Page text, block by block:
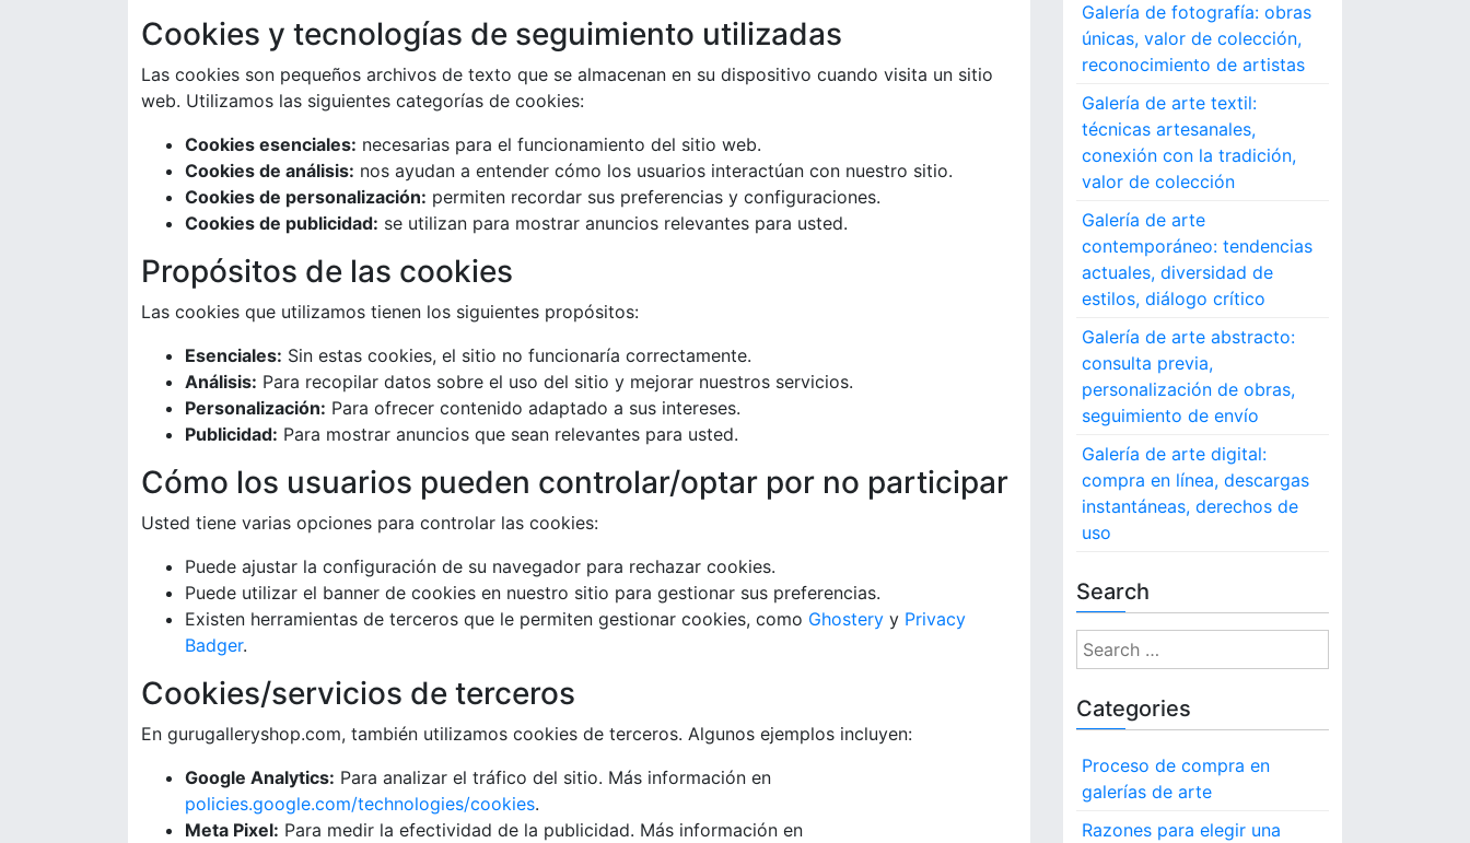
Cookies y tecnologías de seguimiento utilizadas
Las cookies son pequeños archivos de texto que se almacenan en su dispositivo cuando visita un sitio
web. Utilizamos las siguientes categorías de cookies:
Cookies esenciales: necesarias para el funcionamiento del sitio web.
Cookies de análisis: nos ayudan a entender cómo los usuarios interactúan con nuestro sitio.
Cookies de personalización: permiten recordar sus preferencias y configuraciones.
Cookies de publicidad: se utilizan para mostrar anuncios relevantes para usted.
Propósitos de las cookies
Las cookies que utilizamos tienen los siguientes propósitos:
Esenciales: Sin estas cookies, el sitio no funcionaría correctamente.
Análisis: Para recopilar datos sobre el uso del sitio y mejorar nuestros servicios.
Personalización: Para ofrecer contenido adaptado a sus intereses.
Publicidad: Para mostrar anuncios que sean relevantes para usted.
Cómo los usuarios pueden controlar/optar por no participar
Usted tiene varias opciones para controlar las cookies:
Puede ajustar la configuración de su navegador para rechazar cookies.
Puede utilizar el banner de cookies en nuestro sitio para gestionar sus preferencias.
Existen herramientas de terceros que le permiten gestionar cookies, como Ghostery y Privacy
Badger.
Cookies/servicios de terceros
En gurugalleryshop.com, también utilizamos cookies de terceros. Algunos ejemplos incluyen:
Google Analytics: Para analizar el tráfico del sitio. Más información en
policies.google.com/technologies/cookies.
Meta Pixel: Para medir la efectividad de la publicidad. Más información en
Galería de fotografía: obras
únicas, valor de colección,
reconocimiento de artistas
Galería de arte textil:
técnicas artesanales,
conexión con la tradición,
valor de colección
Galería de arte
contemporáneo: tendencias
actuales, diversidad de
estilos, diálogo crítico
Galería de arte abstracto:
consulta previa,
personalización de obras,
seguimiento de envío
Galería de arte digital:
compra en línea, descargas
instantáneas, derechos de
uso
Search
S
e
a
r
h
o
Categories
Proceso de compra en
galerías de arte
Razones para elegir una